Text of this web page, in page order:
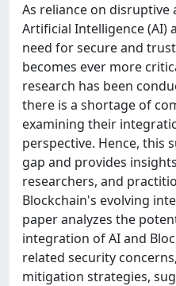
As reliance on disruptive
Artificial Intelligence (AI)
need for secure and
becomes ever more
research has been
there is a shortage of
examining their
perspective. Hence, this
gap and provides
researchers, and
Blockchain's evolving
paper analyzes the
integration of AI and
related security
mitigation strategies,